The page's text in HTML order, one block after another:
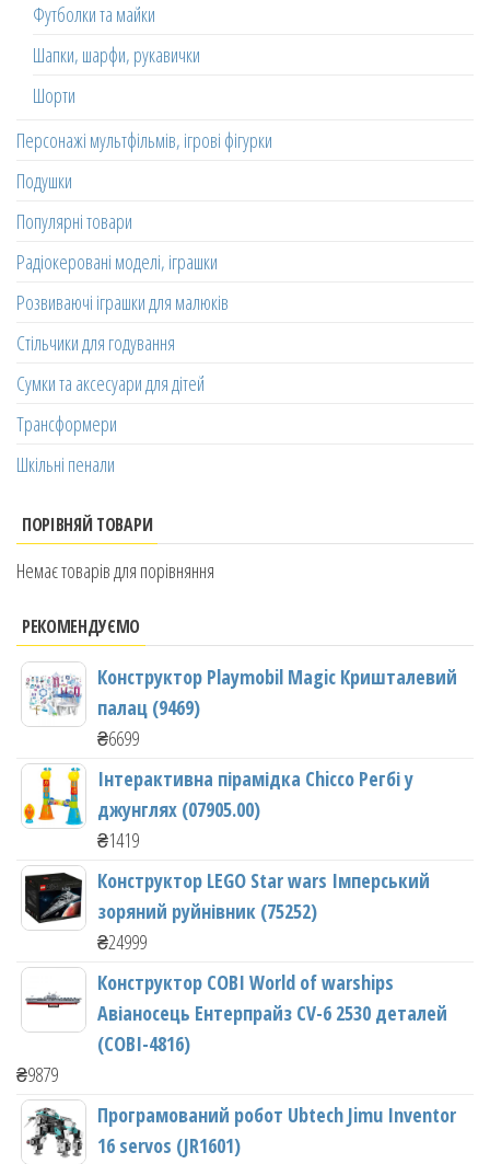
Футболки та майки
Шапки, шарфи, рукавички
Шорти
Персонажі мультфільмів, ігрові фігурки
Подушки
Популярні товари
Радіокеровані моделі, іграшки
Розвиваючі іграшки для малюків
Стільчики для годування
Сумки та аксесуари для дітей
Трансформери
Шкільні пенали
ПОРІВНЯЙ ТОВАРИ
Немає товарів для порівняння
РЕКОМЕНДУЄМО
Конструктор Playmobil Magic Кришталевий
палац (9469)
₴6699
Інтерактивна пірамідка Chicco Регбі у
джунглях (07905.00)
₴1419
Конструктор LEGO Star wars Імперський
зоряний руйнівник (75252)
₴24999
Конструктор COBI World of warships
Авіаносець Ентерпрайз CV-6 2530 деталей
(COBI-4816)
₴9879
Програмований робот Ubtech Jimu Inventor
16 servos (JR1601)